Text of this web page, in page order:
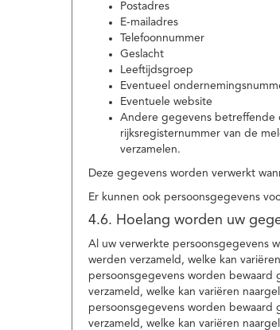
Postadres
E-mailadres
Telefoonnummer
Geslacht
Leeftijdsgroep
Eventueel
Eventuele website
Andere gegevens betreffende
rijksregisternummer van de
verzamelen.
Deze gegevens worden verwerkt
Er kunnen ook persoonsgegevens
4.6. Hoelang worden uw
Al uw verwerkte persoonsgegevens
werden verzameld, welke kan
persoonsgegevens worden
verzameld, welke kan variëren
persoonsgegevens worden
verzameld, welke kan variëren